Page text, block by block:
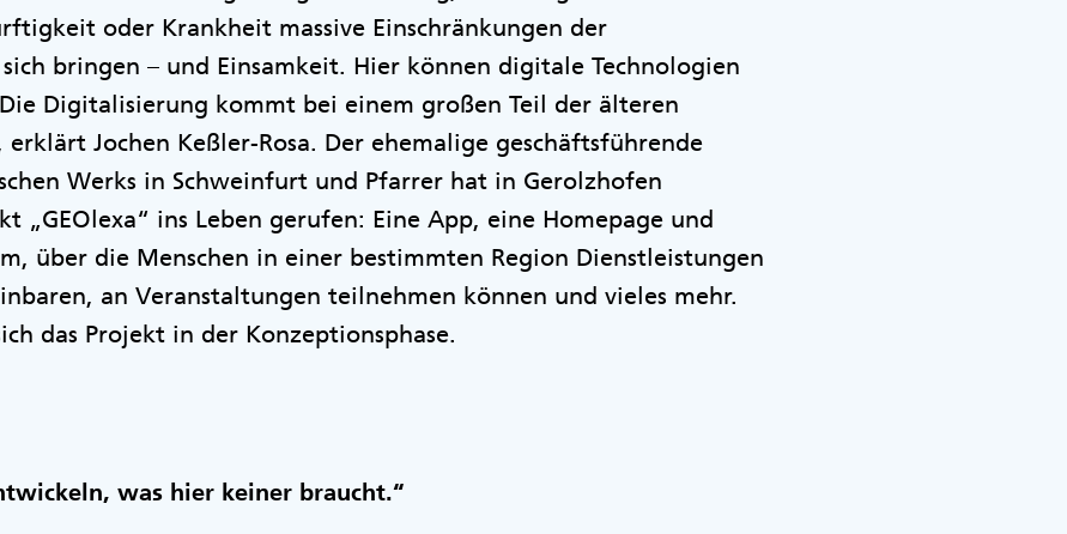
oder Krankheit massive Einschränkungen der
bringen – und Einsamkeit. Hier können digitale Technologien
Digitalisierung kommt bei einem großen Teil der älteren
Jochen Keßler-Rosa. Der ehemalige geschäftsführende
Werks in Schweinfurt und Pfarrer hat in Gerolzhofen
„GEOlexa“ ins Leben gerufen: Eine App, eine Homepage und
über die Menschen in einer bestimmten Region Dienstleistungen
an Veranstaltungen teilnehmen können und vieles mehr.
das Projekt in der Konzeptionsphase.
was hier keiner braucht.“